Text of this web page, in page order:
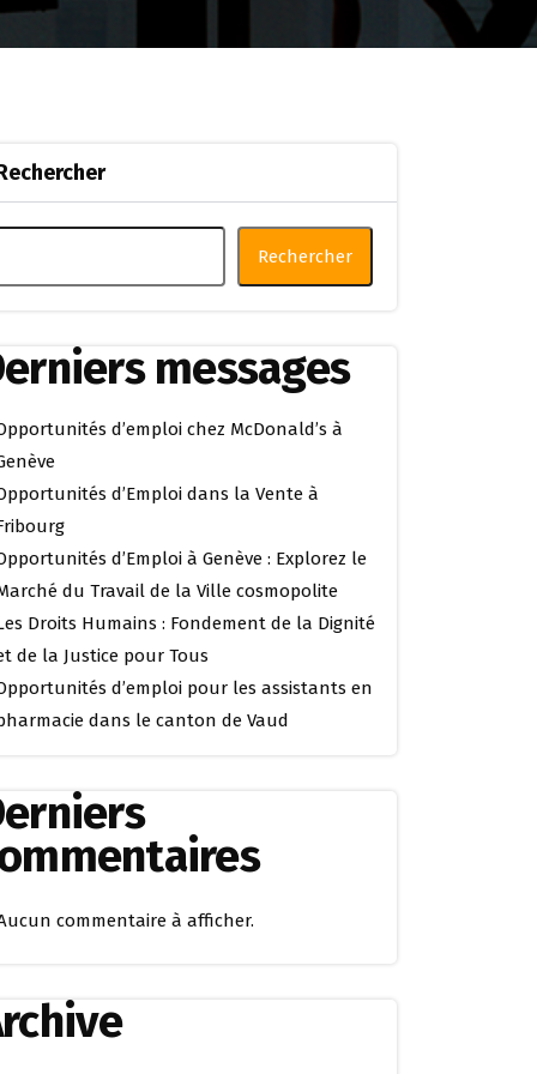
Rechercher
messages
d’emploi chez McDonald’s à
d’Emploi dans la Vente à
d’Emploi à Genève : Explorez le
du Travail de la Ville cosmopolite
Droits Humains : Fondement de la Dignité
de la Justice pour Tous
d’emploi pour les assistants en
dans le canton de Vaud
commentaire à afficher.